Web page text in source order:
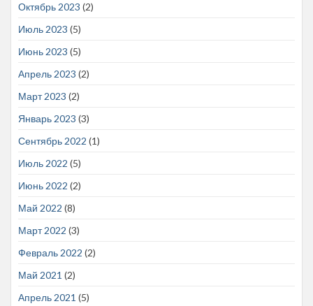
Октябрь 2023 (2)
Июль 2023 (5)
Июнь 2023 (5)
Апрель 2023 (2)
Март 2023 (2)
Январь 2023 (3)
Сентябрь 2022 (1)
Июль 2022 (5)
Июнь 2022 (2)
Май 2022 (8)
Март 2022 (3)
Февраль 2022 (2)
Май 2021 (2)
Апрель 2021 (5)